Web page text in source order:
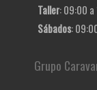
Taller: 09:00 a
Sábados:
Grupo